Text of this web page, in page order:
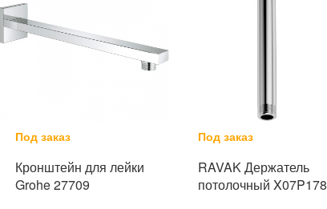
Под заказ
Кронштейн для лейки
Grohe 27709
Под заказ
RAVAK Держатель
потолочный X07P178